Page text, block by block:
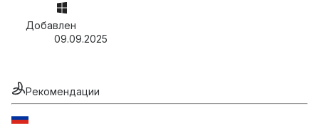
Добавлен
09.09.2025
Рекомендации